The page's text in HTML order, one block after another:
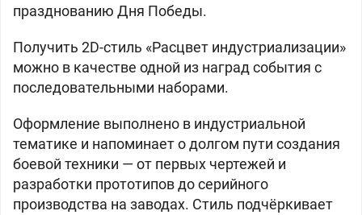
празднованию Дня Победы.
Получить 2D-стиль «Расцвет индустриализации»
можно в качестве одной из наград события с
последовательными наборами.
Оформление выполнено в индустриальной
тематике и напоминает о долгом пути создания
боевой техники — от первых чертежей и
разработки прототипов до серийного
производства на заводах. Стиль подчёркивает